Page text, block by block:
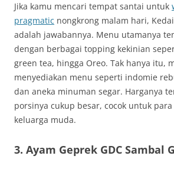
Jika kamu mencari tempat santai untuk
pragmatic nongkrong malam hari,
adalah jawabannya. Menu utamanya
dengan berbagai topping kekinian
green tea, hingga Oreo. Tak hanya itu,
menyediakan menu seperti indomie
dan aneka minuman segar. Harganya
porsinya cukup besar, cocok untuk
keluarga muda.
3. Ayam Geprek GDC Sambal